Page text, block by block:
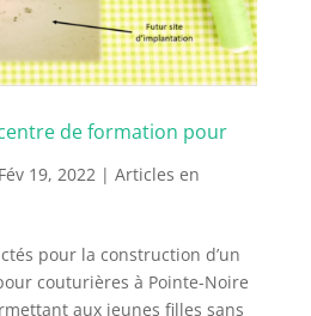
de formation pour
Fév 19, 2022| Articles en
pour la construction d’un
couturières à Pointe-Noire
aux jeunes filles sans